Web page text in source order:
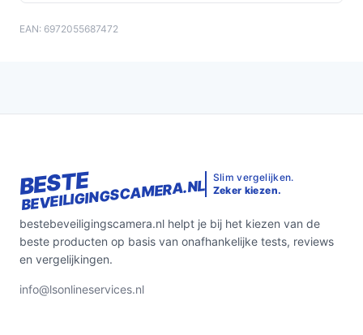
EAN: 6972055687472
BESTE
BEVEILIGINGSCAMERA.NL Slim vergelijken.
Zeker kiezen.
bestebeveiligingscamera.nl helpt je bij het kiezen van de
beste producten op basis van onafhankelijke tests, reviews
en vergelijkingen.
info@lsonlineservices.nl